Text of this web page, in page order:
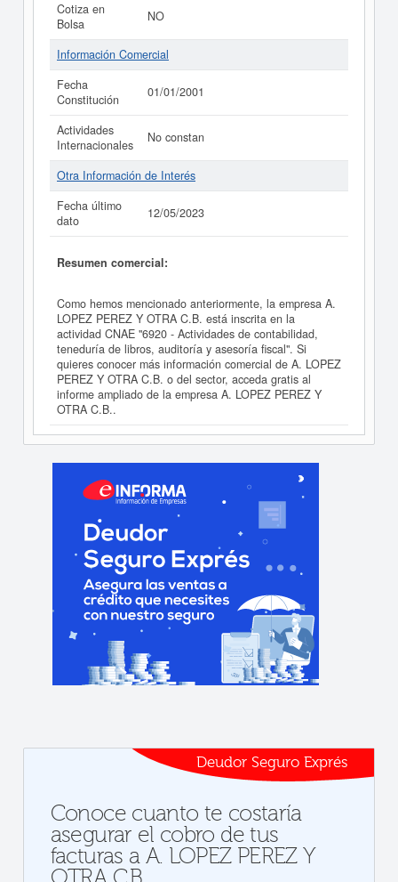
Cotiza en
Bolsa
NO
Información Comercial
Fecha
Constitución
01/01/2001
Actividades
Internacionales
No constan
Otra Información de Interés
Fecha último
dato
12/05/2023
Resumen comercial:
Como hemos mencionado anteriormente, la empresa A.
LOPEZ PEREZ Y OTRA C.B. está inscrita en la
actividad CNAE "6920 - Actividades de contabilidad,
teneduría de libros, auditoría y asesoría fiscal". Si
quieres conocer más información comercial de A. LOPEZ
PEREZ Y OTRA C.B. o del sector, acceda gratis al
informe ampliado de la empresa A. LOPEZ PEREZ Y
OTRA C.B..
Deudor Seguro Exprés
Conoce cuanto te costaría
asegurar el cobro de tus
facturas a A. LOPEZ PEREZ Y